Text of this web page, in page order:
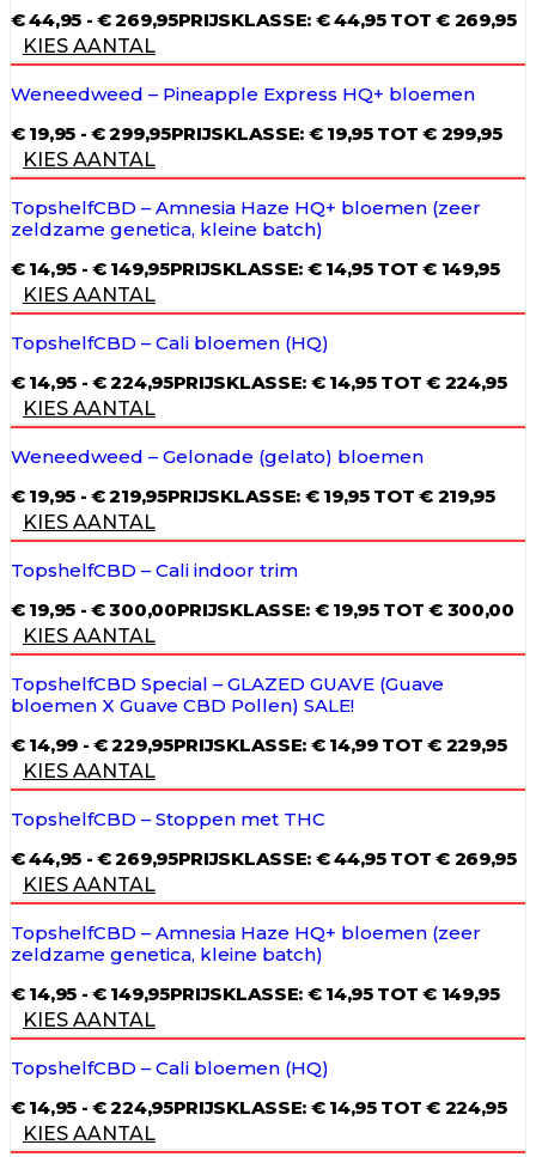
€44,95 - €269,95PRIJSKLASSE: € 44,95 TOT € 269,95
KIES AANTAL
Weneedweed – Pineapple Express HQ+ bloemen
€19,95 - €299,95PRIJSKLASSE: € 19,95 TOT € 299,95
KIES AANTAL
TopshelfCBD – Amnesia Haze HQ+ bloemen (zeer
zeldzame genetica, kleine batch)
€14,95 - €149,95PRIJSKLASSE: € 14,95 TOT € 149,95
KIES AANTAL
TopshelfCBD – Cali bloemen (HQ)
€14,95 - €224,95PRIJSKLASSE: € 14,95 TOT € 224,95
KIES AANTAL
Weneedweed – Gelonade (gelato) bloemen
€19,95 - €219,95PRIJSKLASSE: € 19,95 TOT € 219,95
KIES AANTAL
TopshelfCBD – Cali indoor trim
€19,95 - €300,00PRIJSKLASSE: € 19,95 TOT € 300,00
KIES AANTAL
TopshelfCBD Special – GLAZED GUAVE (Guave
bloemen X Guave CBD Pollen) SALE!
€14,99 - €229,95PRIJSKLASSE: € 14,99 TOT € 229,95
KIES AANTAL
TopshelfCBD – Stoppen met THC
€44,95 - €269,95PRIJSKLASSE: € 44,95 TOT € 269,95
KIES AANTAL
TopshelfCBD – Amnesia Haze HQ+ bloemen (zeer
zeldzame genetica, kleine batch)
€14,95 - €149,95PRIJSKLASSE: € 14,95 TOT € 149,95
KIES AANTAL
TopshelfCBD – Cali bloemen (HQ)
€14,95 - €224,95PRIJSKLASSE: € 14,95 TOT € 224,95
KIES AANTAL